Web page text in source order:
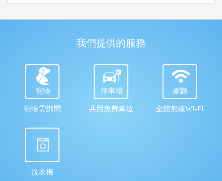
我們提供的服務
寵物
寵物需詢問
停車場
共用免費車位
網路
全館無線WI-FI
洗衣機